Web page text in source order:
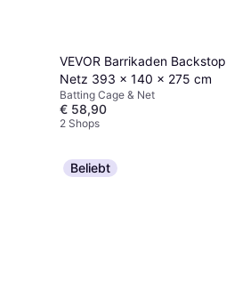
VEVOR Barrikaden Backstop
Netz 393 x 140 x 275 cm
Batting Cage & Net
€ 58,90
2 Shops
Beliebt